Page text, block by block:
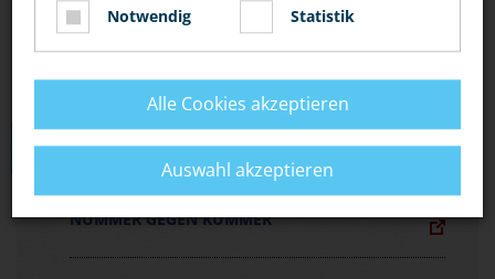
LINKS
NUMMER GEGEN KUMMER
Notwendig Statistik
Alle Cookies akzeptieren
Auswahl akzeptieren